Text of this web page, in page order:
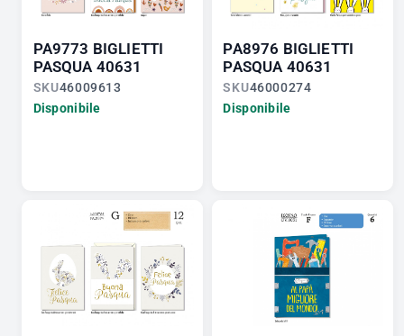
PA9773 BIGLIETTI
PASQUA 40631
SKU46009613
Disponibile
PA8976 BIGLIETTI
PASQUA 40631
SKU46000274
Disponibile